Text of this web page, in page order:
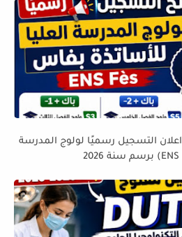
للحاصلين على باك +1 و +2 اعلان التسجيل رسميًا لولوج المدرسة